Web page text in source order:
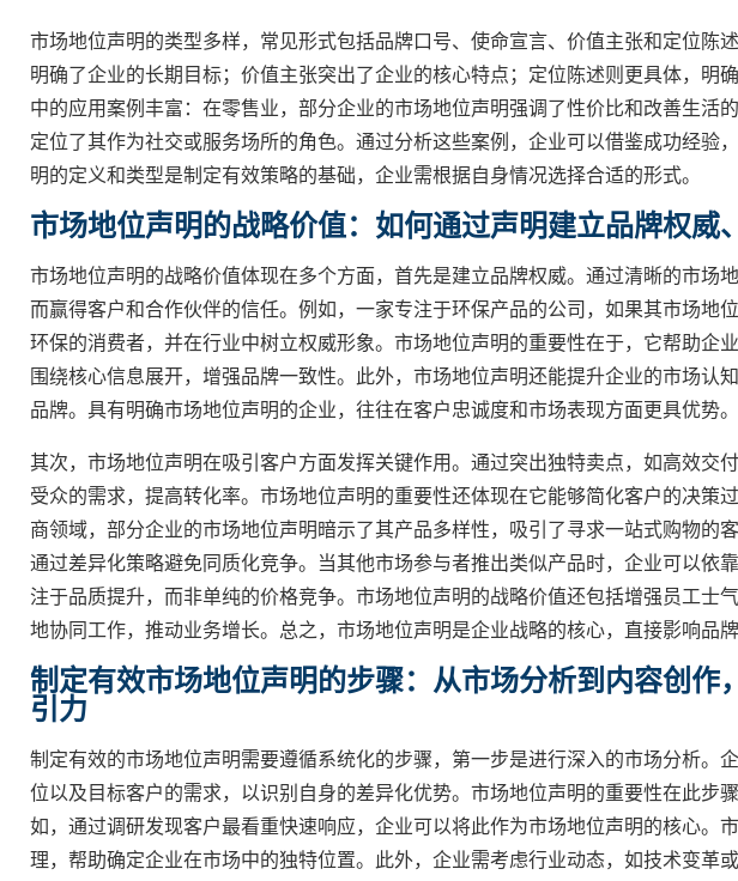
市场地位声明的类型多样，常见形式包括品牌口号、使命宣言、价值主张和定位陈
明确了企业的长期目标；价值主张突出了企业的核心特点；定位陈述则更具体，明
中的应用案例丰富：在零售业，部分企业的市场地位声明强调了性价比和改善生活
定位了其作为社交或服务场所的角色。通过分析这些案例，企业可以借鉴成功经验
明的定义和类型是制定有效策略的基础，企业需根据自身情况选择合适的形式。
市场地位声明的战略价值：如何通过声明建立品牌权威
市场地位声明的战略价值体现在多个方面，首先是建立品牌权威。通过清晰的市场
而赢得客户和合作伙伴的信任。例如，一家专注于环保产品的公司，如果其市场地
环保的消费者，并在行业中树立权威形象。市场地位声明的重要性在于，它帮助企
围绕核心信息展开，增强品牌一致性。此外，市场地位声明还能提升企业的市场认
品牌。具有明确市场地位声明的企业，往往在客户忠诚度和市场表现方面更具优势。
其次，市场地位声明在吸引客户方面发挥关键作用。通过突出独特卖点，如高效交
受众的需求，提高转化率。市场地位声明的重要性还体现在它能够简化客户的决策
商领域，部分企业的市场地位声明暗示了其产品多样性，吸引了寻求一站式购物的
通过差异化策略避免同质化竞争。当其他市场参与者推出类似产品时，企业可以依
注于品质提升，而非单纯的价格竞争。市场地位声明的战略价值还包括增强员工士
地协同工作，推动业务增长。总之，市场地位声明是企业战略的核心，直接影响品
制定有效市场地位声明的步骤：从市场分析到内容创作
引力
制定有效的市场地位声明需要遵循系统化的步骤，第一步是进行深入的市场分析。
位以及目标客户的需求，以识别自身的差异化优势。市场地位声明的重要性在此步
如，通过调研发现客户最看重快速响应，企业可以将此作为市场地位声明的核心。
理，帮助确定企业在市场中的独特位置。此外，企业需考虑行业动态，如技术变革